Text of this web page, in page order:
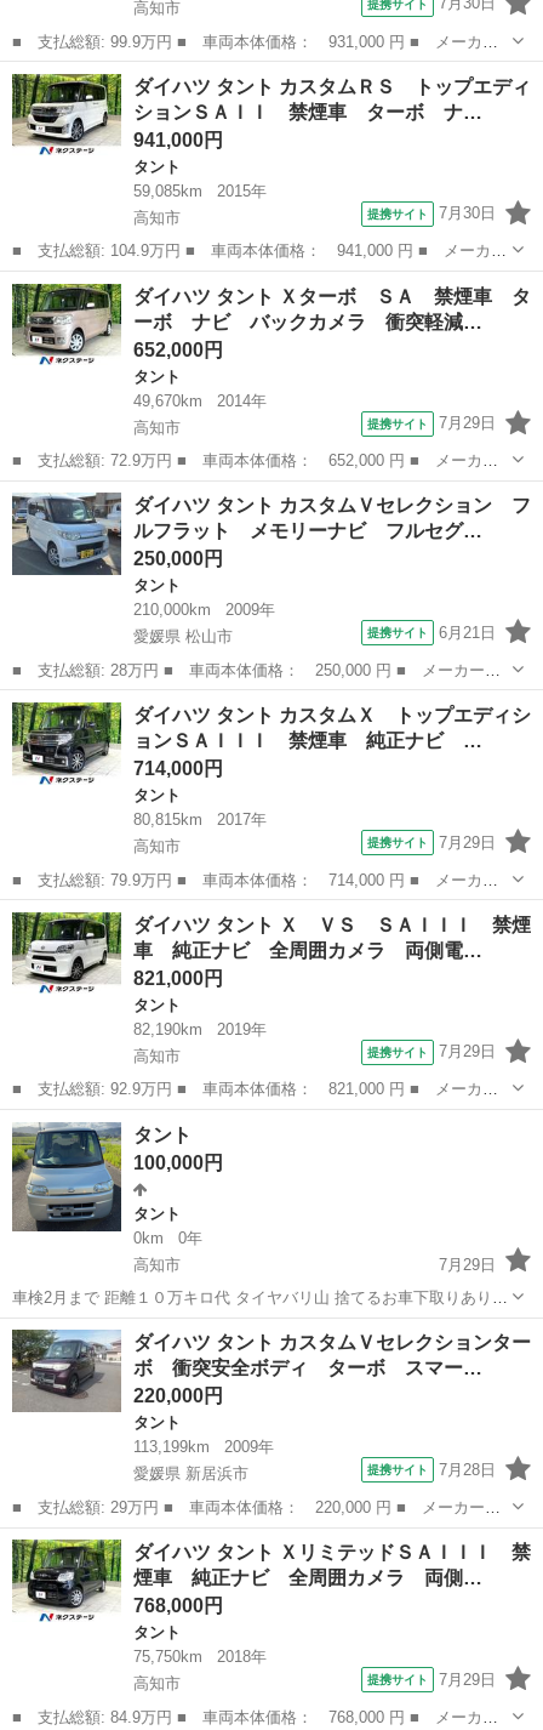
高知市
提携サイト
■ 支払総額: 99.9万円 ■ 車両本体価格： 931,000 円 ■ メーカー
名： ダイハツ ■ 車種名： タント ■ グレード名： カスタム
Ｘ トップエディションＳＡＩＩＩ 純正ナビ ＴＶ ＥＴＣ 全周
囲カメラ 両側...
高知 高知市 タント
ダイハツ タント カスタムＲＳ トップエディ
ションＳＡＩＩ 禁煙車 ターボ ナ…
941,000円
タント
59,085km
2015年
高知市
提携サイト 7月30日
■ 支払総額: 104.9万円 ■ 車両本体価格： 941,000 円 ■ メーカー
名： ダイハツ ■ 車種名： タント ■ グレード名： カスタムＲ
Ｓ トップエディションＳＡＩＩ 禁煙車 ターボ ナビ バックカ
メラ 両側...
高知 高知市 タント
ダイハツ タント Ｘターボ ＳＡ 禁煙車 タ
ーボ ナビ バックカメラ 衝突軽減…
652,000円
タント
49,670km
2014年
高知市
提携サイト 7月29日
■ 支払総額: 72.9万円 ■ 車両本体価格： 652,000 円 ■ メーカー
名： ダイハツ ■ 車種名： タント ■ グレード名： Ｘターボ
ＳＡ 禁煙車 ターボ ナビ バックカメラ 衝突軽減装置 両側パ
ワースライド...
高知 高知市 タント
ダイハツ タント カスタムＶセレクション フ
ルフラット メモリーナビ フルセグ…
250,000円
タント
210,000km
2009年
愛媛県 松山市
提携サイト 6月21日
■ 支払総額: 28万円 ■ 車両本体価格： 250,000 円 ■ メーカー
名： ダイハツ ■ 車種名： タント ■ グレード名： カスタムＶ
セレクション フルフラット メモリーナビ フルセグテレビ ＨＩ
Ｄ ＣＤ スマー...
愛媛 松山市 タント
ダイハツ タント カスタムＸ トップエディシ
ョンＳＡＩＩＩ 禁煙車 純正ナビ …
714,000円
タント
80,815km
2017年
高知市
提携サイト 7月29日
■ 支払総額: 79.9万円 ■ 車両本体価格： 714,000 円 ■ メーカー
名： ダイハツ ■ 車種名： タント ■ グレード名： カスタム
Ｘ トップエディションＳＡＩＩＩ 禁煙車 純正ナビ バックカメ
ラ パワースラ...
高知 高知市 タント
ダイハツ タント Ｘ ＶＳ ＳＡＩＩＩ 禁煙
車 純正ナビ 全周囲カメラ 両側電…
821,000円
タント
82,190km
2019年
高知市
提携サイト 7月29日
■ 支払総額: 92.9万円 ■ 車両本体価格： 821,000 円 ■ メーカー
名： ダイハツ ■ 車種名： タント ■ グレード名： Ｘ ＶＳ
ＳＡＩＩＩ 禁煙車 純正ナビ 全周囲カメラ 両側電動スライドド
ア スマート...
高知 高知市 タント
タント
100,000円
タント
0km
0年
高知市
7月29日
車検2月まで 距離１０万キロ代 タイヤバリ山 捨てるお車下取りあり
現車確認可能
高知 高知市 タント
ダイハツ タント カスタムＶセレクションター
ボ 衝突安全ボディ ターボ スマー…
220,000円
タント
113,199km
2009年
愛媛県 新居浜市
提携サイト 7月28日
■ 支払総額: 29万円 ■ 車両本体価格： 220,000 円 ■ メーカー
名： ダイハツ ■ 車種名： タント ■ グレード名： カスタムＶ
セレクションターボ 衝突安全ボディ ターボ スマートキー ＡＢ
Ｓ ベンチシート...
愛媛 新居浜市 タント
ダイハツ タント ＸリミテッドＳＡＩＩＩ 禁
煙車 純正ナビ 全周囲カメラ 両側…
768,000円
タント
75,750km
2018年
高知市
提携サイト 7月29日
■ 支払総額: 84.9万円 ■ 車両本体価格： 768,000 円 ■ メーカー